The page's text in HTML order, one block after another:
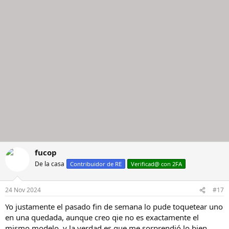
fucop
De la casa Contribuidor de RE Verificad@ con 2FA
24 Nov 2024 #17
Yo justamente el pasado fin de semana lo pude toquetear uno
en una quedada, aunque creo qie no es exactamente el